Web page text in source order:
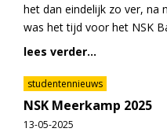
het dan eindelijk zo ver, na
was het tijd voor het NSK
lees verder...
studentennieuws
NSK Meerkamp 2025
13-05-2025